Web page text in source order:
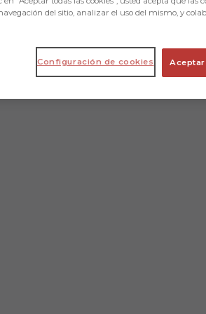
del sitio, analizar el uso del mismo, y
Configuración de cookies